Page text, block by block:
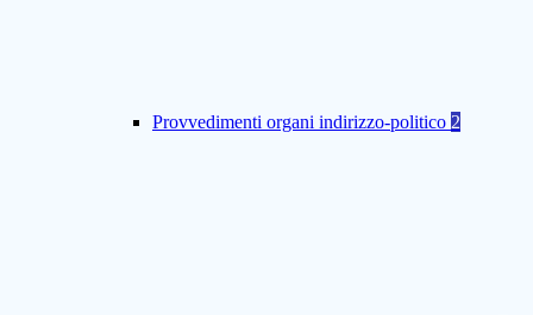
Provvedimenti organi indirizzo-politico 2